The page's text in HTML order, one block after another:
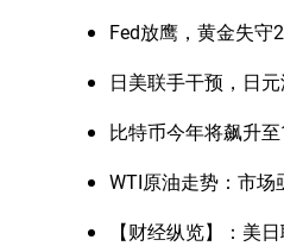
Fed放鹰，黄金失守
日美联手干预，日
比特币今年将飙升
WTI原油走势：市
【财经纵览】：美